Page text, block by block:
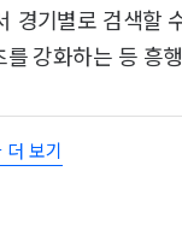
경기별로 검색할
강화하는 등 흥
더 보기